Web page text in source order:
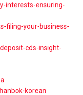
interests-ensuring-
filing-your-business-
cds-insight-
korean